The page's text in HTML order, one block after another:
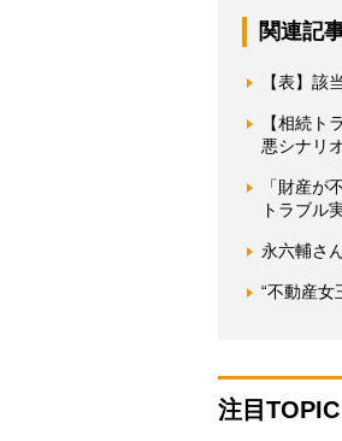
関連記
【表】該
【相続
悪シナリ
「財産
トラブル
永六輔さ
“不動産女
注目TOPIC